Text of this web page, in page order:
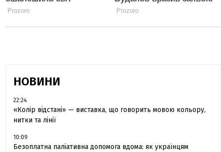
НОВИНИ
22:24
«Колір відстані» — виставка, що говорить мовою кольору,
нитки та лінії
10:09
Безоплатна паліативна допомога вдома: як українцям